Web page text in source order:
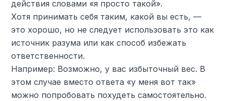
действия словами «я просто такой».
Хотя принимать себя таким, какой вы есть, —
это хорошо, но не следует использовать это как
источник разума или как способ избежать
ответственности.
Например: Возможно, у вас избыточный вес. В
этом случае вместо ответа «у меня вот так»
можно попробовать похудеть самостоятельно.